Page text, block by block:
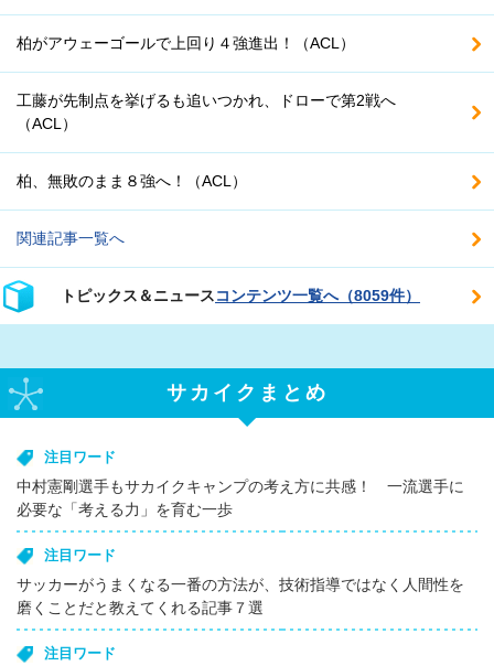
柏がアウェーゴールで上回り４強進出！（ACL）
工藤が先制点を挙げるも追いつかれ、ドローで第2戦へ
（ACL）
柏、無敗のまま８強へ！（ACL）
関連記事一覧へ
トピックス＆ニュースコンテンツ一覧へ（8059件）
サカイクまとめ
注目ワード
中村憲剛選手もサカイクキャンプの考え方に共感！ 一流選手に
必要な「考える力」を育む一歩
注目ワード
サッカーがうまくなる一番の方法が、技術指導ではなく人間性を
磨くことだと教えてくれる記事７選
注目ワード